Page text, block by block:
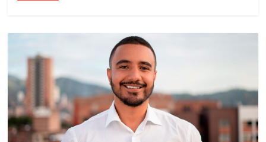
Agencia
Blue
Design
Colombia
y
sus